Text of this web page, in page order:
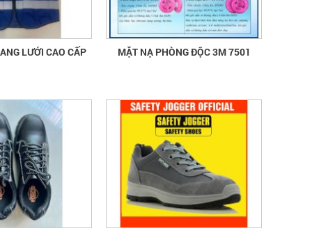
QUANG LƯỚI CAO CẤP MẶT NẠ PHÒNG ĐỘC 3M 7501